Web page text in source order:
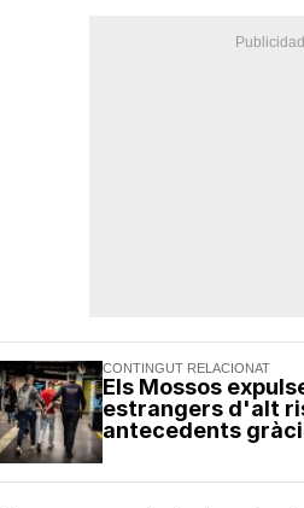
CONTINGUT RELACIONAT
Els Mossos
estrangers d'alt
antecedents